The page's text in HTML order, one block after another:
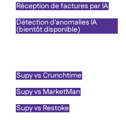
Réception de factures par IA
Détection d'anomalies IA
(bientôt disponible)
Supy vs Crunchtime
Supy vs MarketMan
Supy vs Restoke